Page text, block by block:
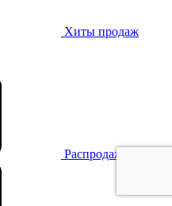
Хиты продаж
Распродажа